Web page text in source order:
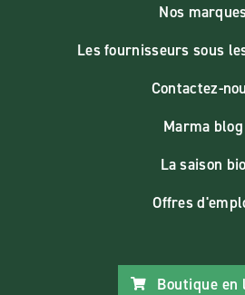
Nos
Les fournisseurs sous
Contactez-
Marma blog
La saison bio
Offres
Boutique en